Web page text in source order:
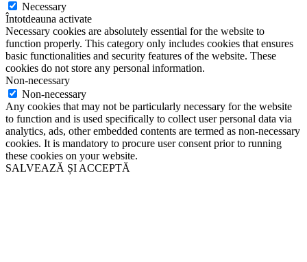
Necessary
Întotdeauna activate
Necessary cookies are absolutely essential for the website to
function properly. This category only includes cookies that ensures
basic functionalities and security features of the website. These
cookies do not store any personal information.
Non-necessary
Non-necessary
Any cookies that may not be particularly necessary for the website
to function and is used specifically to collect user personal data via
analytics, ads, other embedded contents are termed as non-necessary
cookies. It is mandatory to procure user consent prior to running
these cookies on your website.
SALVEAZĂ ȘI ACCEPTĂ